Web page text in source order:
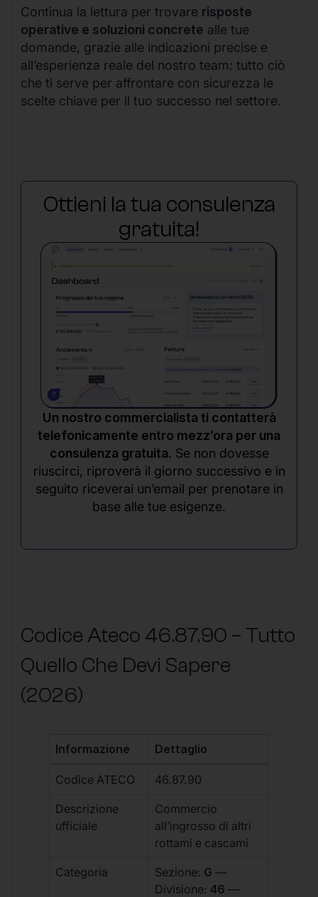
Continua la lettura per trovare risposte
operative e soluzioni concrete alle tue
domande, grazie alle indicazioni precise e
all’esperienza reale del nostro team: tutto ciò
che ti serve per affrontare con sicurezza le
scelte chiave per il tuo successo nel settore.
Ottieni la tua consulenza
gratuita!
Un nostro commercialista ti contatterà
telefonicamente entro mezz’ora per una
consulenza gratuita. Se non dovesse
riuscirci, riproverà il giorno successivo e in
seguito riceverai un’email per prenotare in
base alle tue esigenze.
Codice Ateco 46.87.90 – Tutto
Quello Che Devi Sapere
(2026)
Informazione Dettaglio
Codice ATECO 46.87.90
Descrizione
ufficiale
Commercio
all’ingrosso di altri
rottami e cascami
Categoria Sezione: G —
Divisione: 46 —